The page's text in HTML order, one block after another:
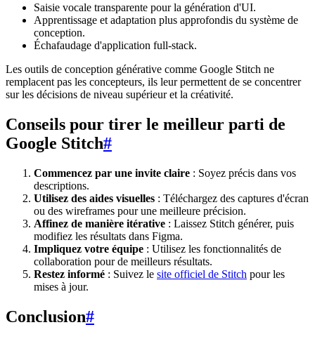
Saisie vocale transparente pour la génération d'UI.
Apprentissage et adaptation plus approfondis du système de
conception.
Échafaudage d'application full-stack.
Les outils de conception générative comme Google Stitch ne
remplacent pas les concepteurs, ils leur permettent de se concentrer
sur les décisions de niveau supérieur et la créativité.
Conseils pour tirer le meilleur parti de
Google Stitch#
Commencez par une invite claire : Soyez précis dans vos
descriptions.
Utilisez des aides visuelles : Téléchargez des captures d'écran
ou des wireframes pour une meilleure précision.
Affinez de manière itérative : Laissez Stitch générer, puis
modifiez les résultats dans Figma.
Impliquez votre équipe : Utilisez les fonctionnalités de
collaboration pour de meilleurs résultats.
Restez informé : Suivez le site officiel de Stitch pour les
mises à jour.
Conclusion#